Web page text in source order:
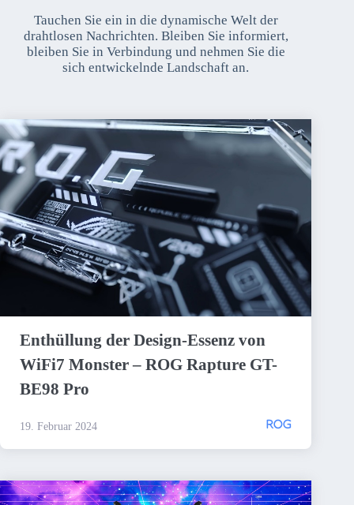
Tauchen Sie ein in die dynamische Welt der
drahtlosen Nachrichten. Bleiben Sie informiert,
bleiben Sie in Verbindung und nehmen Sie die
sich entwickelnde Landschaft an.
Enthüllung der Design-Essenz von
WiFi7 Monster – ROG Rapture GT-
BE98 Pro
19. Februar 2024 ROG